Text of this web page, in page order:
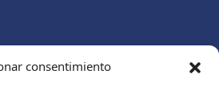
consentimiento